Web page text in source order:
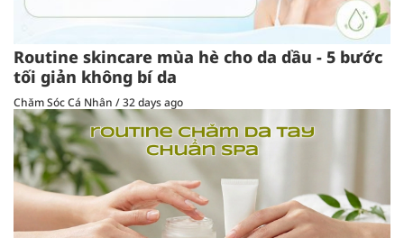
Routine skincare mùa hè cho da dầu - 5 bước
tối giản không bí da
Chăm Sóc Cá Nhân /32 days ago